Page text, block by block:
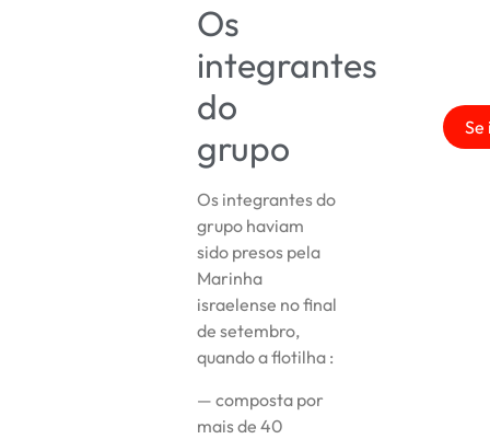
Os
integrantes
do
grupo
Os integrantes do
grupo haviam
sido presos pela
Marinha
israelense no final
de setembro,
quando a flotilha :
— composta por
mais de 40
Se